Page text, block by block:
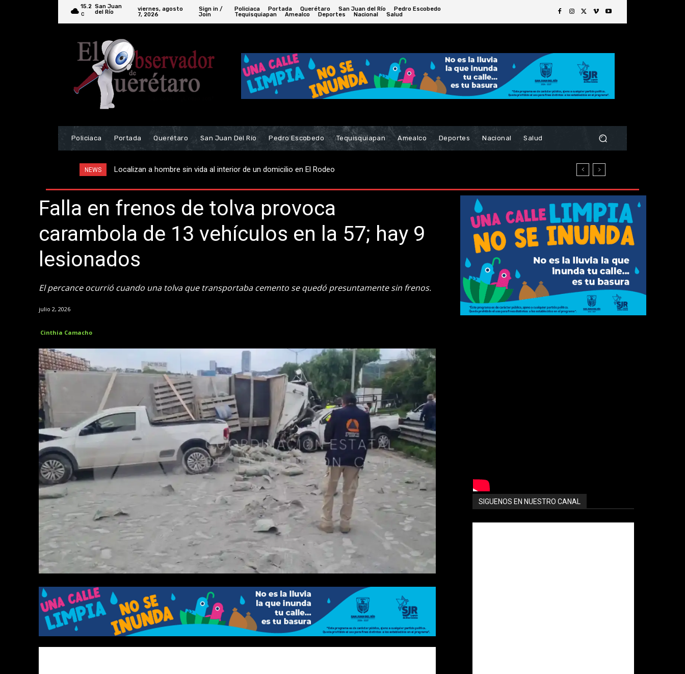
15.2
C
San Juan
del Río
viernes, agosto
7, 2026
Sign in /
Join
Policiaca Portada Querétaro San Juan del Río
Pedro Escobedo
Tequisquiapan
Amealco Deportes Nacional Salud
Policiaca Portada Querétaro San Juan Del Río Pedro Escobedo Tequisquiapan Amealco Deportes Nacional Salud
NEWS Realzan ceremonia por el 9º Aniversario de la Fundación Chabely
Falla en frenos de tolva provoca
carambola de 13 vehículos en la 57; hay 9
lesionados
El percance ocurrió cuando una tolva que transportaba cemento se quedó presuntamente sin frenos.
julio 2, 2026
Cinthia Camacho
SIGUENOS EN NUESTRO CANAL